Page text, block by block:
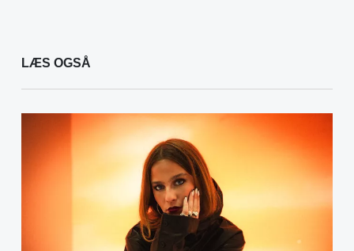
LÆS OGSÅ